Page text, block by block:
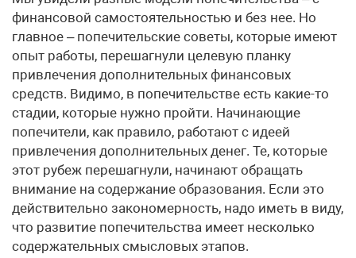
финансовой самостоятельностью и без нее. Но
главное – попечительские советы, которые имеют
опыт работы, перешагнули целевую планку
привлечения дополнительных финансовых
средств. Видимо, в попечительстве есть какие-то
стадии, которые нужно пройти. Начинающие
попечители, как правило, работают с идеей
привлечения дополнительных денег. Те, которые
этот рубеж перешагнули, начинают обращать
внимание на содержание образования. Если это
действительно закономерность, надо иметь в виду,
что развитие попечительства имеет несколько
содержательных смысловых этапов.